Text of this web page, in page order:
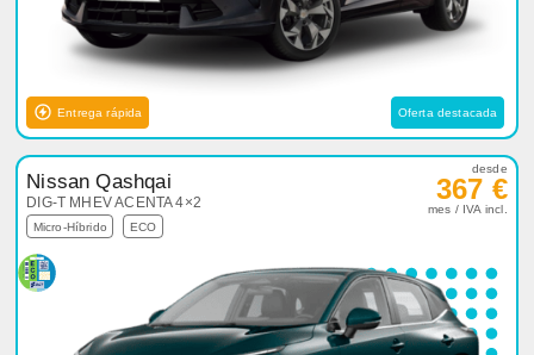
Entrega rápida Oferta destacada
Nissan Qashqai
DIG-T MHEV ACENTA 4×2
Micro-Híbrido ECO
desde
367 €
mes / IVA incl.